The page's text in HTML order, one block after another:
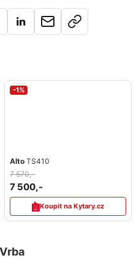
-1%
Alto TS410
7 570,-
7 500,-
Koupit na Kytary.cz